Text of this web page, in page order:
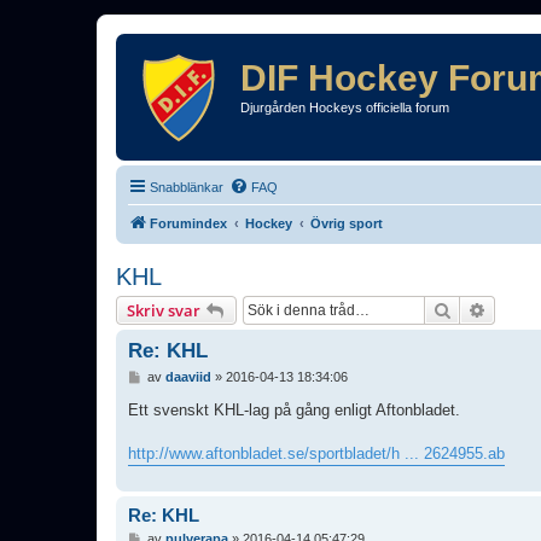
DIF Hockey
Djurgården Hockeys officiella forum
Snabblänkar FAQ
Forumindex Hockey Övrig sport
KHL
Skriv svar Sök
Re: KHL
l
g
av daaviid » 2016-04-13 18:34:06
Ett svenskt KHL-lag på gång enligt Aftonbladet.
http://www.aftonbladet.se/sportbladet/h ... 2624955.ab
Re: KHL